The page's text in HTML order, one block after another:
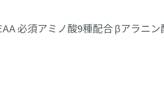
必須アミノ酸9種配合 βアラニン